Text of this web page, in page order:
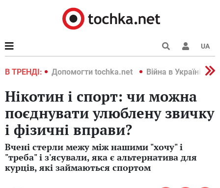
UA
В ТРЕНДІ:
2022 Допомогти tochka.net Війна в Україні 2022
Нікотин і спорт: чи можна
поєднувати улюблену звичку
і фізичні вправи?
Вчені стерли межу між нашими "хочу" і
"треба" і з'ясували, яка є альтернатива для
курців, які займаються спортом